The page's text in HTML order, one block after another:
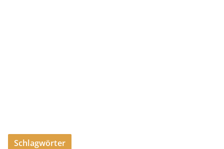
Schlagwörter